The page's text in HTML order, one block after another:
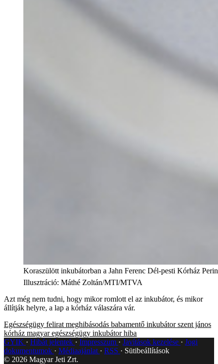
Koraszülött inkubátorban a Jahn Ferenc Dél-pesti Kórház
Illusztráció: Máthé Zoltán/MTI/MTVA
Azt még nem tudni, hogy mikor romlott el az inkubátor, és mikor
állítják helyre, a lap a kórház válaszára vár.
Egészségügy felirat meghibásodás babamentő inkubátor szent jános
kórház magyar egészségügy inkubátor hiba
GYIK
Hibát jelentek Impresszum Javítások kezelése
Jogi
dokumentumok
Médiaajánlat RSS
Sütibeállítások
© 2026 Magyar Jeti Zrt.